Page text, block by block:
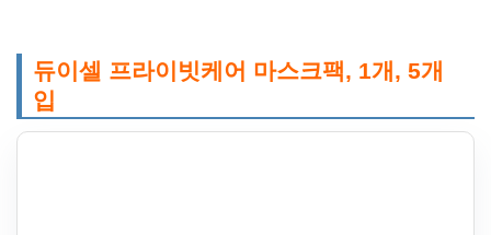
듀이셀 프라이빗케어 마스크팩, 1개, 5개
입